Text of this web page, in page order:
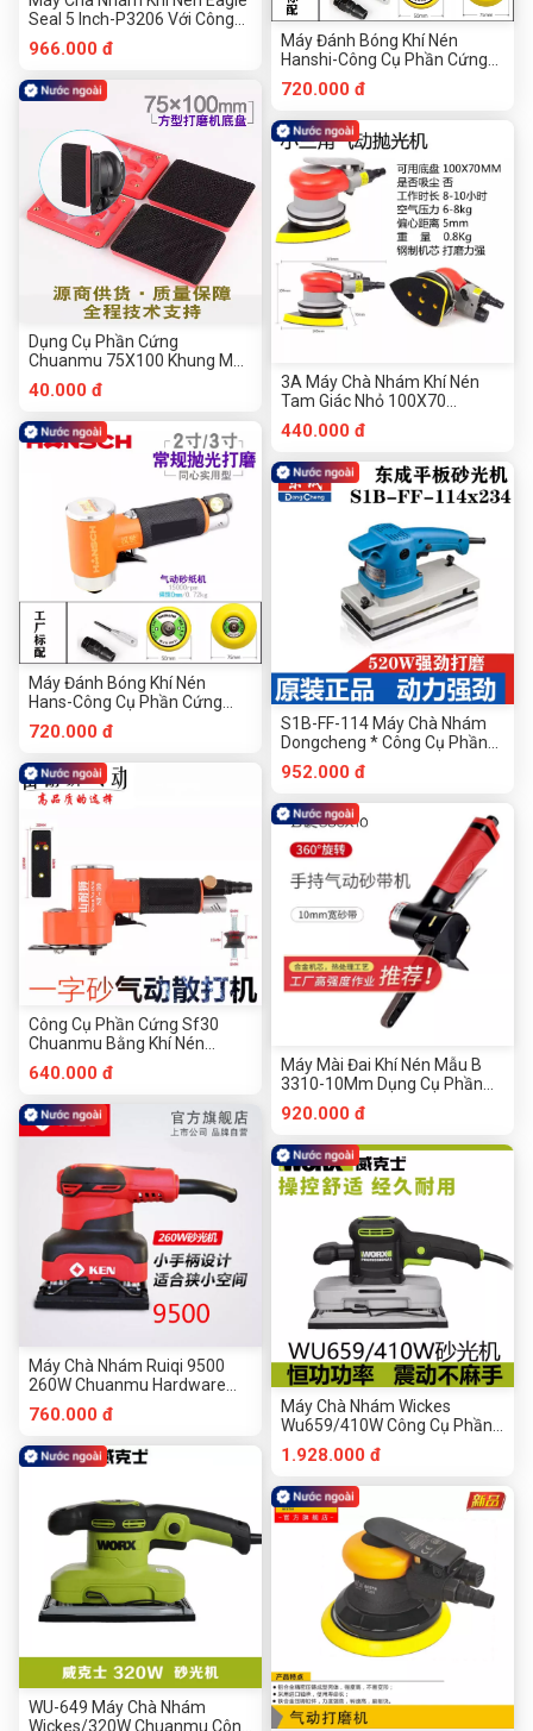
Seal 5 Inch-P3206 Với Công
Cụ Phần Cứng Chuanmu Hút
Bụi
966.000 đ
Dụng Cụ Phần Cứng
Chuanmu 75X100 Khung Máy
Chà Nhám Vuông Khí Nén
40.000 đ
Máy Đánh Bóng Khí Nén
Hans-Công Cụ Phần Cứng
Chuanmu Không Thiên Vị
720.000 đ
Công Cụ Phần Cứng Sf30
Chuanmu Bằng Khí Nén
Shannai
640.000 đ
Máy Chà Nhám Ruiqi 9500
260W Chuanmu Hardware
Tools
760.000 đ
WU-649 Máy Chà Nhám
Wickes/320W Chuanmu Công
Máy Đánh Bóng Khí Nén
Hanshi-Công Cụ Phần Cứng
Chuanmu Lập Dị
720.000 đ
3A Máy Chà Nhám Khí Nén
Tam Giác Nhỏ 100X70
Chuanmu Công Cụ Phần
Cứng
440.000 đ
S1B-FF-114 Máy Chà Nhám
Dongcheng * Công Cụ Phần
Cứng 234 Chuanmu
952.000 đ
Máy Mài Đai Khí Nén Mẫu B
3310-10Mm Dụng Cụ Phần
Cứng Chuanmu
920.000 đ
Máy Chà Nhám Wickes
Wu659/410W Công Cụ Phần
Cứng Chuanmu
1.928.000 đ